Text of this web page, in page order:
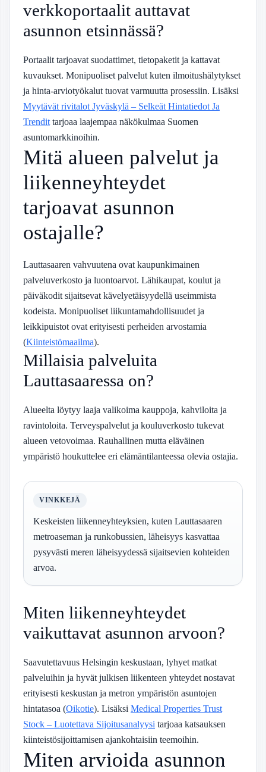
verkkoportaalit auttavat
asunnon etsinnässä?
Portaalit tarjoavat suodattimet, tietopaketit ja kattavat
kuvaukset. Monipuoliset palvelut kuten ilmoitushälytykset
ja hinta-arviotyökalut tuovat varmuutta prosessiin. Lisäksi
Myytävät rivitalot Jyväskylä – Selkeät Hintatiedot Ja
Trendittarjoaa laajempaa näkökulmaa Suomen
asuntomarkkinoihin.
Mitä alueen palvelut ja
liikenneyhteydet
tarjoavat asunnon
ostajalle?
Lauttasaaren vahvuutena ovat kaupunkimainen
palveluverkosto ja luontoarvot. Lähikaupat, koulut ja
päiväkodit sijaitsevat kävelyetäisyydellä useimmista
kodeista. Monipuoliset liikuntamahdollisuudet ja
leikkipuistot ovat erityisesti perheiden arvostamia
(Kiinteistömaailma).
Millaisia palveluita
Lauttasaaressa on?
Alueelta löytyy laaja valikoima kauppoja, kahviloita ja
ravintoloita. Terveyspalvelut ja kouluverkosto tukevat
alueen vetovoimaa. Rauhallinen mutta eläväinen
ympäristö houkuttelee eri elämäntilanteessa olevia ostajia.
VINKKEJÄ
Keskeisten liikenneyhteyksien, kuten Lauttasaaren
metroaseman ja runkobussien, läheisyys kasvattaa
pysyvästi meren läheisyydessä sijaitsevien kohteiden
arvoa.
Miten liikenneyhteydet
vaikuttavat asunnon arvoon?
Saavutettavuus Helsingin keskustaan, lyhyet matkat
palveluihin ja hyvät julkisen liikenteen yhteydet nostavat
erityisesti keskustan ja metron ympäristön asuntojen
hintatasoa (Oikotie). Lisäksi Medical Properties Trust
Stock – Luotettava Sijoitusanalyysi tarjoaa katsauksen
kiinteistösijoittamisen ajankohtaisiin teemoihin.
Miten arvioida asunnon